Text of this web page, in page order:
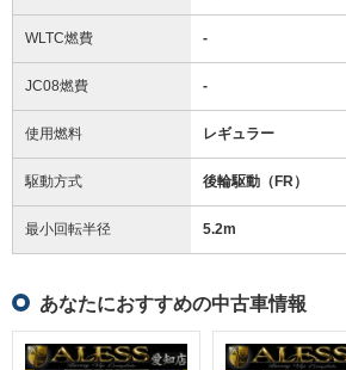
WLTC燃費 -
JC08燃費 -
使用燃料 レギュラー
駆動方式 後輪駆動（FR）
最小回転半径 5.2m
あなたにおすすめの中古車情報